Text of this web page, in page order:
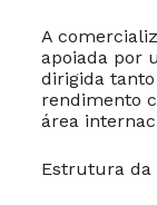
A
apoiada por
dirigida
rendimento
área
Estrutura da